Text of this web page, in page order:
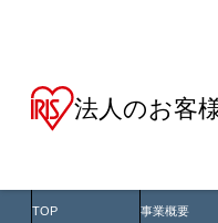
法人のお客
TOP 事業概要